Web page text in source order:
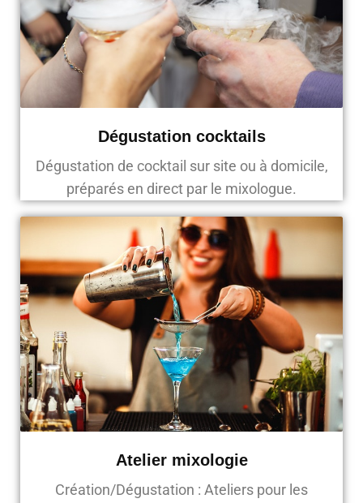
Dégustation cocktails
Dégustation de cocktail sur site ou à domicile,
préparés en direct par le mixologue.
Atelier mixologie
Création/Dégustation : Ateliers pour les